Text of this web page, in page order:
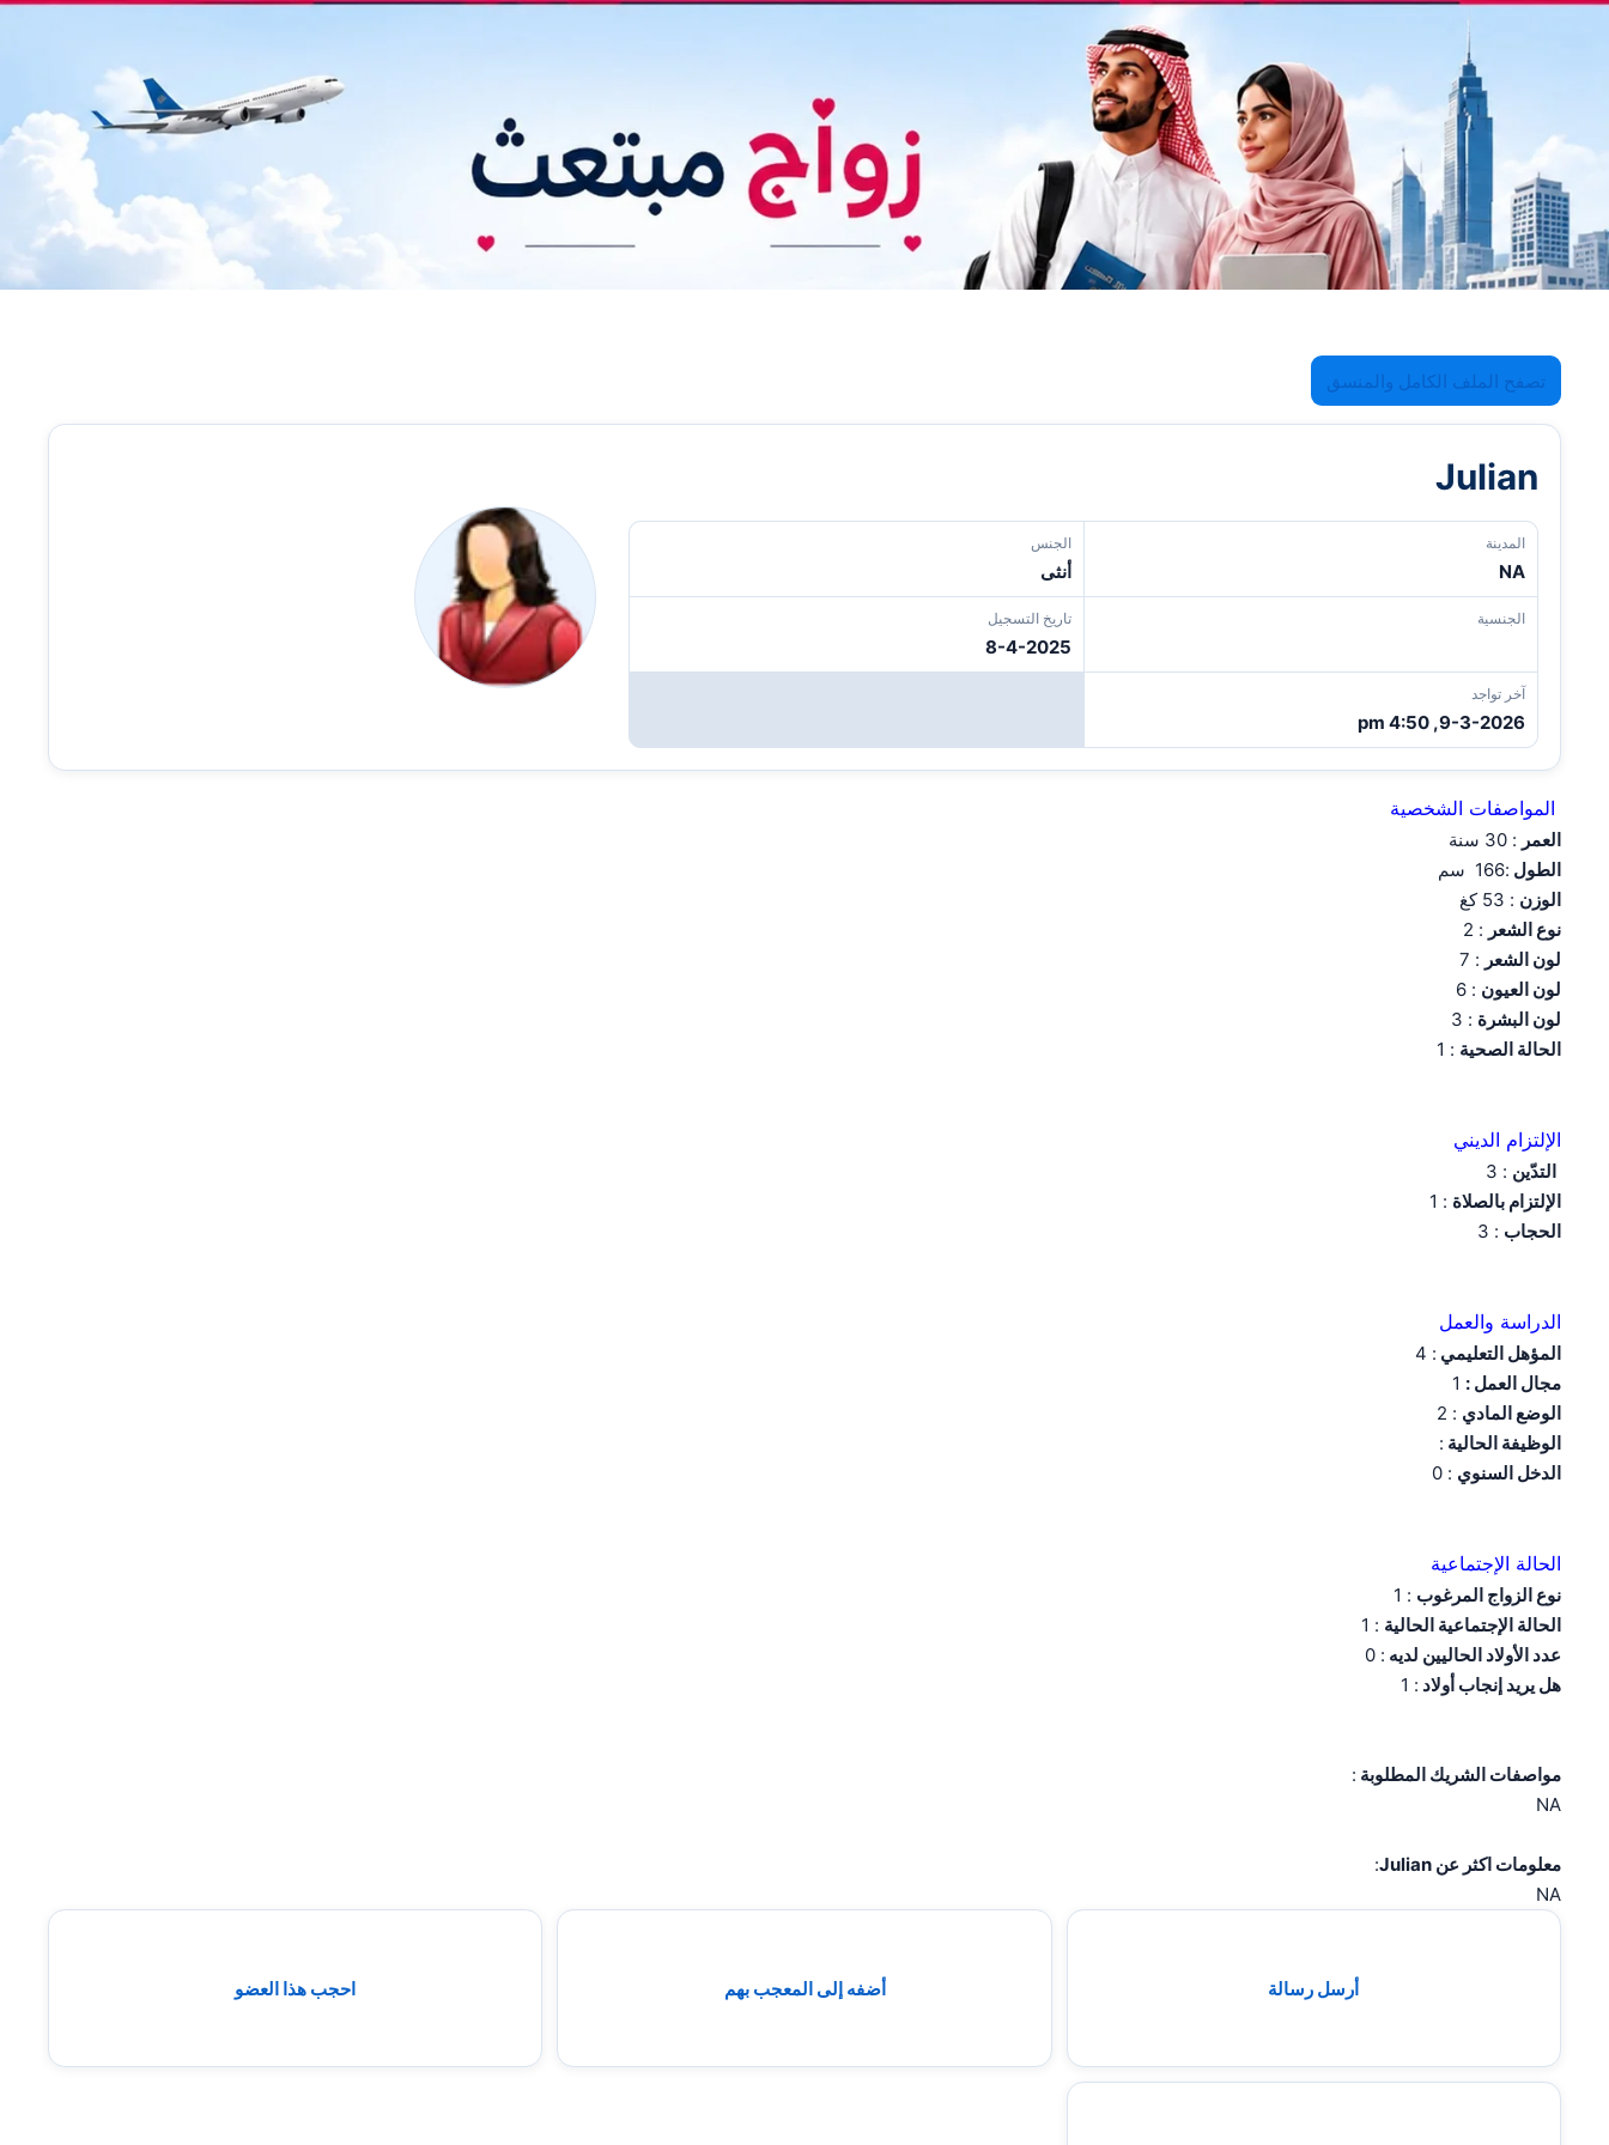
تصفح الملف الكامل والمنسق
Julian
المدينة
NA
الجنس
أنثى
الجنسية تاريخ التسجيل
8-4-2025
آخر تواجد
9-3-2026, 4:50 pm
المواصفات الشخصية
العمر : 30 سنة
الطول :166 سم
الوزن : 53 كغ
نوع الشعر : 2
لون الشعر : 7
لون العيون : 6
لون البشرة : 3
الحالة الصحية : 1
الإلتزام الديني
التدّين : 3
الإلتزام بالصلاة : 1
الحجاب : 3
الدراسة والعمل
المؤهل التعليمي : 4
مجال العمل :
الوضع المادي : 2
الوظيفة الحالية :
الدخل السنوي : 0
الحالة الإجتماعية
نوع الزواج المرغوب : 1
الحالة الإجتماعية الحالية : 1
عدد الأولاد الحاليين لديه : 0
هل يريد إنجاب أولاد : 1
مواصفات الشريك المطلوبة :
NA
معلومات اكثر عن Julian
:
NA
أرسل رسالة أضفه إلى المعجب بهم احجب هذا العضو